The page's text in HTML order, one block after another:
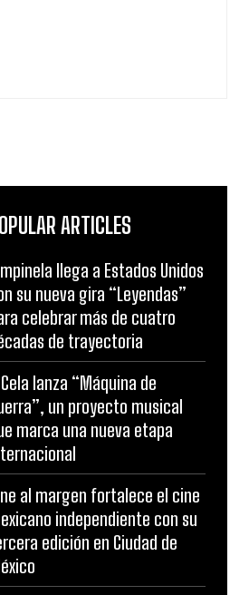
ARTICLES
llega a Estados Unidos
su nueva gira “Leyendas”
celebrar más de cuatro
de trayectoria
lanza “Máquina de
un proyecto musical
marca una nueva etapa
al margen fortalece el cine
independiente con su
edición en Ciudad de